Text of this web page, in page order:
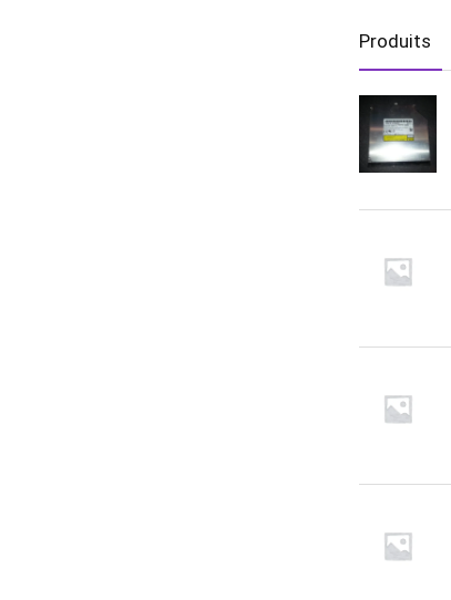
Produits